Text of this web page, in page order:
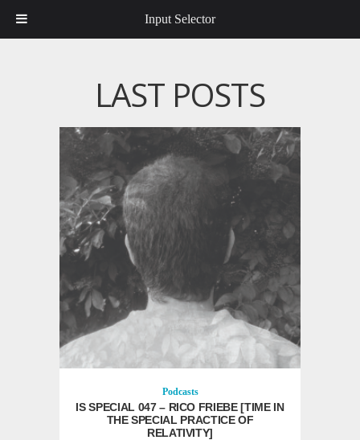
LAST POSTS
Podcasts
IS SPECIAL 047 – RICO FRIEBE [TIME IN
THE SPECIAL PRACTICE OF
RELATIVITY]
Input Selector